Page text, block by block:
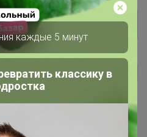
Реклама
каждые 5 минут
классику в